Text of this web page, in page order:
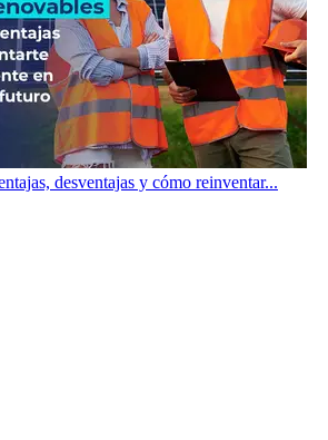
desventajas y cómo reinventar...